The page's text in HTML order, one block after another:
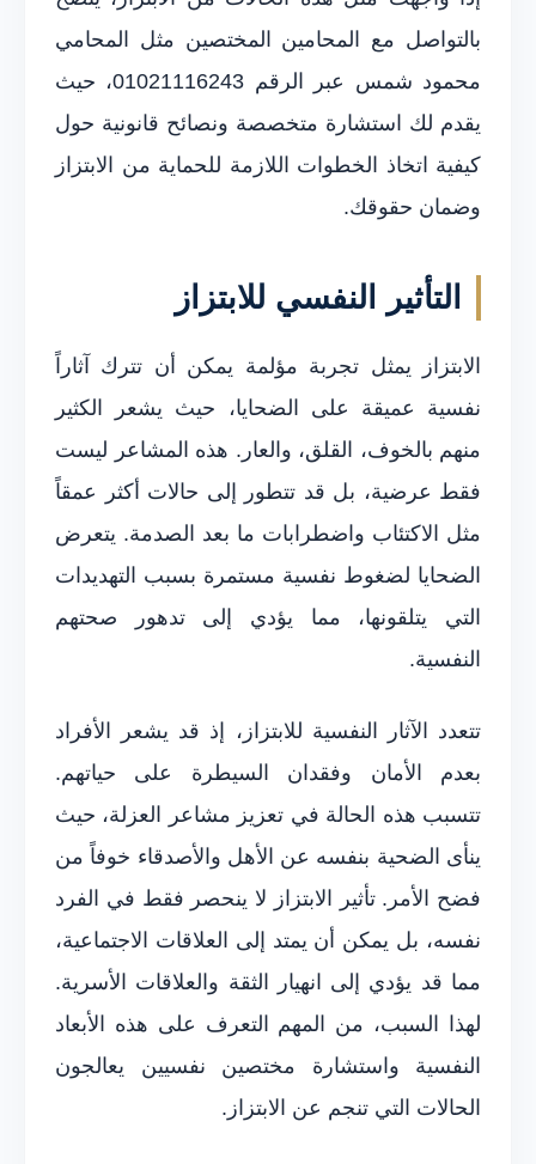
بالتواصل مع المحامين المختصين مثل المحامي
محمود شمس عبر الرقم 01021116243، حيث
يقدم لك استشارة متخصصة ونصائح قانونية حول
كيفية اتخاذ الخطوات اللازمة للحماية من الابتزاز
وضمان حقوقك.
التأثير النفسي للابتزاز
الابتزاز يمثل تجربة مؤلمة يمكن أن تترك آثاراً
نفسية عميقة على الضحايا، حيث يشعر الكثير
منهم بالخوف، القلق، والعار. هذه المشاعر ليست
فقط عرضية، بل قد تتطور إلى حالات أكثر عمقاً
مثل الاكتئاب واضطرابات ما بعد الصدمة. يتعرض
الضحايا لضغوط نفسية مستمرة بسبب التهديدات
التي يتلقونها، مما يؤدي إلى تدهور صحتهم
النفسية.
تتعدد الآثار النفسية للابتزاز، إذ قد يشعر الأفراد
بعدم الأمان وفقدان السيطرة على حياتهم.
تتسبب هذه الحالة في تعزيز مشاعر العزلة، حيث
ينأى الضحية بنفسه عن الأهل والأصدقاء خوفاً من
فضح الأمر. تأثير الابتزاز لا ينحصر فقط في الفرد
نفسه، بل يمكن أن يمتد إلى العلاقات الاجتماعية،
مما قد يؤدي إلى انهيار الثقة والعلاقات الأسرية.
لهذا السبب، من المهم التعرف على هذه الأبعاد
النفسية واستشارة مختصين نفسيين يعالجون
الحالات التي تنجم عن الابتزاز.